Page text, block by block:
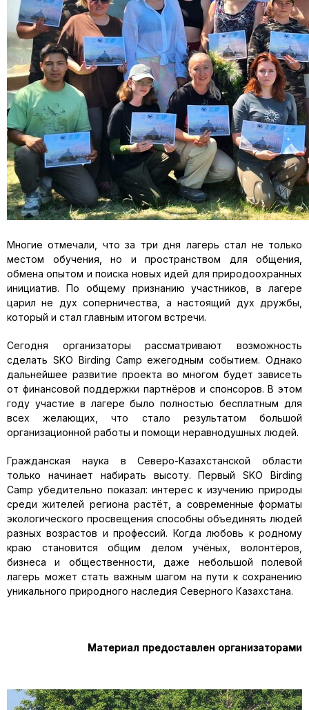
Многие отмечали, что за три дня лагерь стал не только
местом обучения, но и пространством для общения,
обмена опытом и поиска новых идей для природоохранных
инициатив. По общему признанию участников, в лагере
царил не дух соперничества, а настоящий дух дружбы,
который и стал главным итогом встречи.
Сегодня организаторы рассматривают возможность
сделать SKO Birding Camp ежегодным событием. Однако
дальнейшее развитие проекта во многом будет зависеть
от финансовой поддержки партнёров и спонсоров. В этом
году участие в лагере было полностью бесплатным для
всех желающих, что стало результатом большой
организационной работы и помощи неравнодушных людей.
Гражданская наука в Северо-Казахстанской области
только начинает набирать высоту. Первый SKO Birding
Camp убедительно показал: интерес к изучению природы
среди жителей региона растёт, а современные форматы
экологического просвещения способны объединять людей
разных возрастов и профессий. Когда любовь к родному
краю становится общим делом учёных, волонтёров,
бизнеса и общественности, даже небольшой полевой
лагерь может стать важным шагом на пути к сохранению
уникального природного наследия Северного Казахстана.
Материал предоставлен организаторами